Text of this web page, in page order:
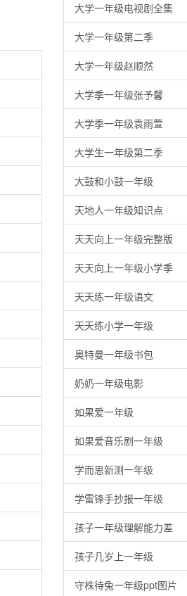
大学一年级电视剧全集
大学一年级第二季
大学一年级赵顺然
大学季一年级张予馨
大学季一年级袁雨萱
大学生一年级第二季
大鼓和小鼓一年级
天地人一年级知识点
天天向上一年级完整版
天天向上一年级小学季
天天练一年级语文
天天练小学一年级
奥特曼一年级书包
奶奶一年级电影
如果爱一年级
如果爱音乐剧一年级
学而思新测一年级
学雷锋手抄报一年级
孩子一年级理解能力差
孩子几岁上一年级
守株待兔一年级ppt图片